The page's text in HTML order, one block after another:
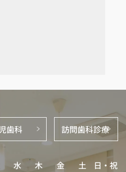
歯科 訪問歯科診療
水 木 金 土
日・祝